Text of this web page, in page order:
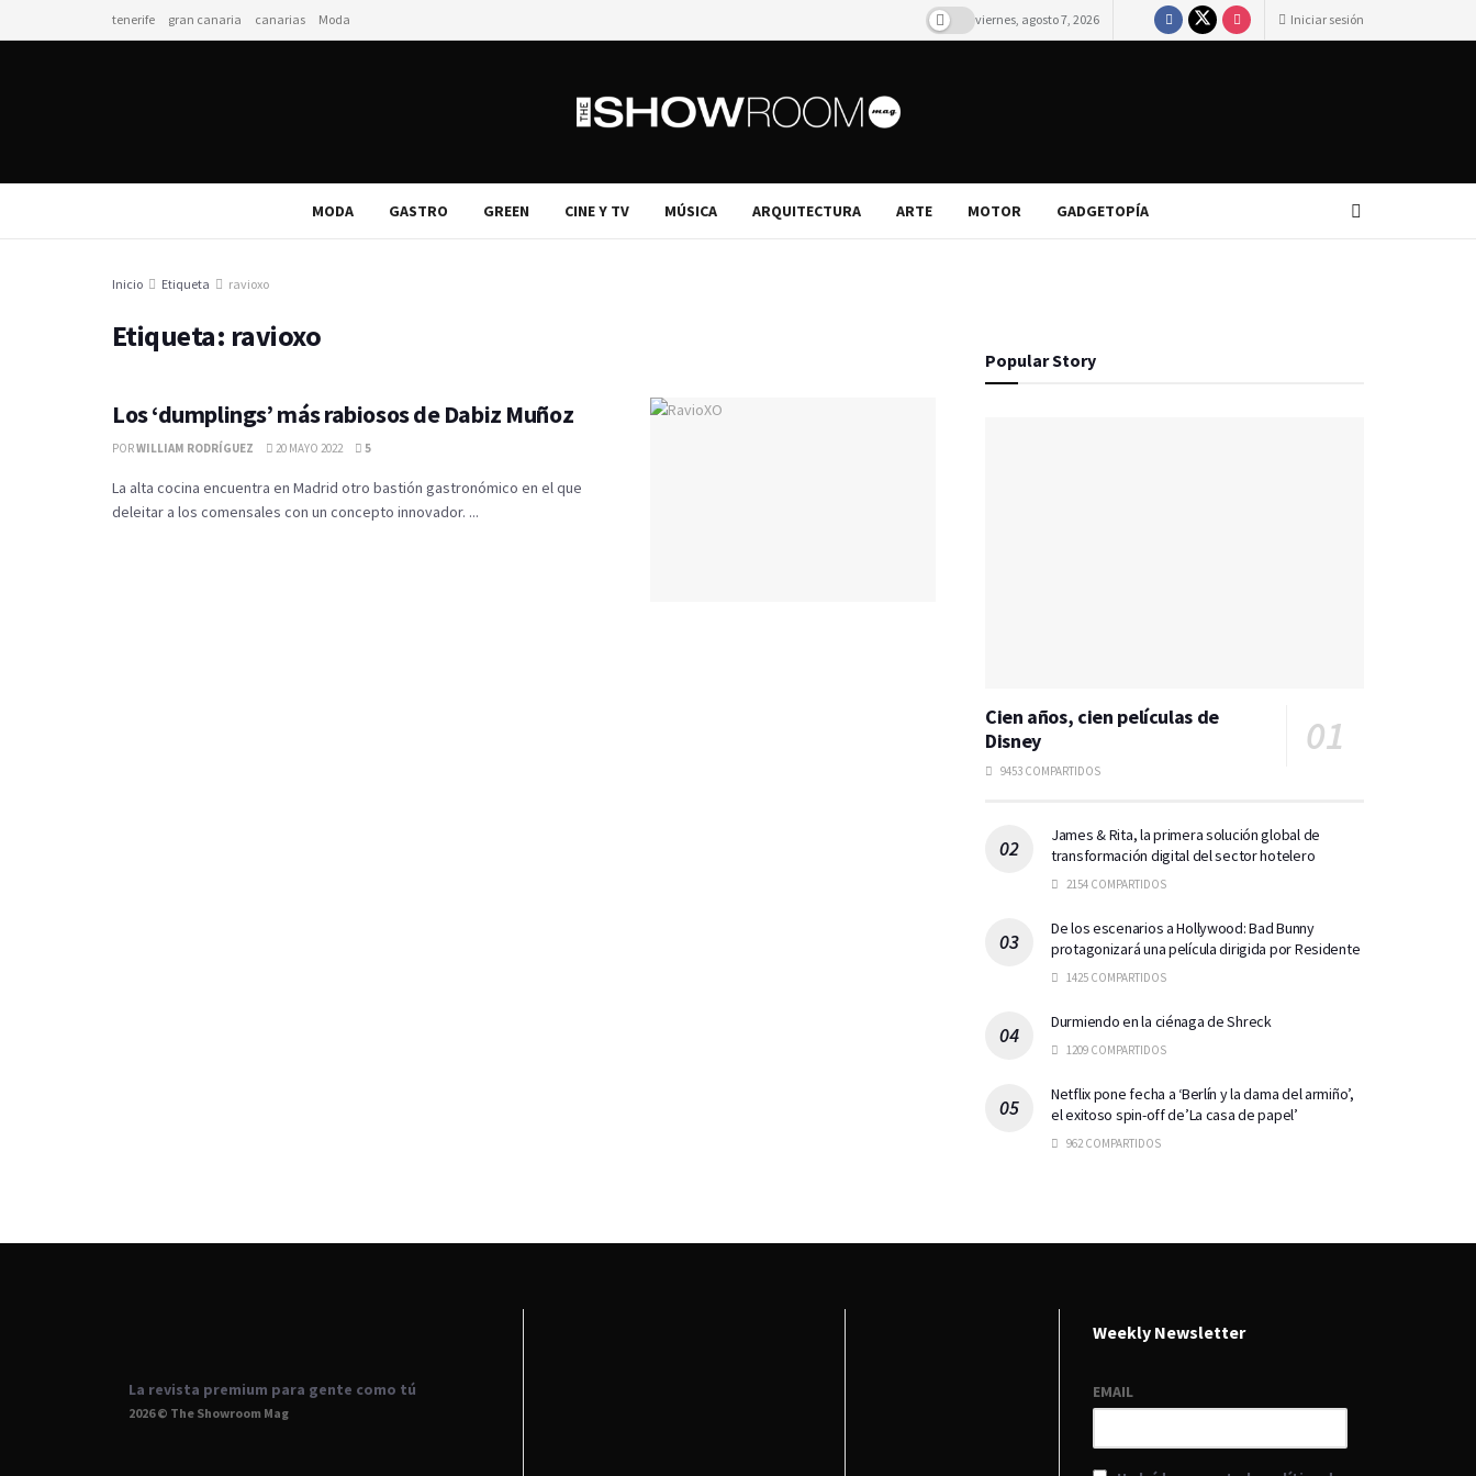
tenerife gran canaria canarias Moda viernes, agosto 7, 2026 Iniciar sesión
MODA GASTRO GREEN CINE Y TV MÚSICA ARQUITECTURA ARTE MOTOR GADGETOPÍA
Inicio Etiqueta ravioxo
Etiqueta: ravioxo
Los ‘dumplings’ más rabiosos de Dabiz Muñoz
PORWILLIAM RODRÍGUEZ 20 MAYO 2022 5
La alta cocina encuentra en Madrid otro bastión gastronómico en el que
deleitar a los comensales con un concepto innovador. ...
Popular Story
Cien años, cien películas de
Disney
9453 COMPARTIDOS
James & Rita, la primera solución global de
transformación digital del sector hotelero
2154 COMPARTIDOS
De los escenarios a Hollywood: Bad Bunny
protagonizará una película dirigida por Residente
1425 COMPARTIDOS
Durmiendo en la ciénaga de Shreck
1209 COMPARTIDOS
Netflix pone fecha a ‘Berlín y la dama del armiño’,
el exitoso spin-off de’La casa de papel’
962 COMPARTIDOS
La revista premium para gente como tú
2026 © The Showroom Mag
Weekly Newsletter
EMAIL